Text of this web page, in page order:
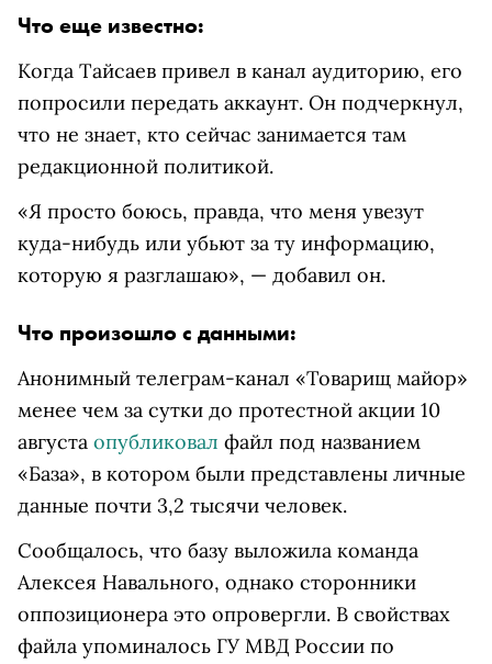
Что еще известно:
Когда Тайсаев привел в канал аудиторию, его
попросили передать аккаунт. Он подчеркнул,
что не знает, кто сейчас занимается там
редакционной политикой.
«Я просто боюсь, правда, что меня увезут
куда-нибудь или убьют за ту информацию,
которую я разглашаю», — добавил он.
Что произошло с данными:
Анонимный телеграм-канал «Товарищ майор»
менее чем за сутки до протестной акции 10
августа опубликовал файл под названием
«База», в котором были представлены личные
данные почти 3,2 тысячи человек.
Сообщалось, что базу выложила команда
Алексея Навального, однако сторонники
оппозиционера это опровергли. В свойствах
файла упоминалось ГУ МВД России по